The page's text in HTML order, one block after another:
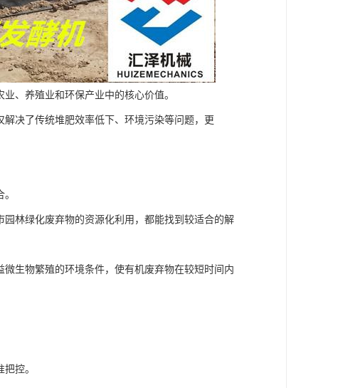
、养殖业和环保产业中的核心价值。
决了传统堆肥效率低下、环境污染等问题，更
林绿化废弃物的资源化利用，都能找到较适合的解
生物繁殖的环境条件，使有机废弃物在较短时间内
控。